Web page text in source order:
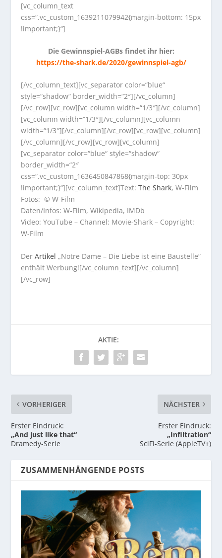
[vc_column_text
css=“.vc_custom_1639211079942{margin-bottom: 15px
!important;}“]
Die Gewinnspiel-AGBs findet ihr hier:
https://the-shark.de/2020/gewinnspiel-agb/
[/vc_column_text][vc_separator color=“blue“
style=“shadow“ border_width=“2″][/vc_column]
[/vc_row][vc_row][vc_column width=“1/3″][/vc_column]
[vc_column width=“1/3″][/vc_column][vc_column
width=“1/3″][/vc_column][/vc_row][vc_row][vc_column]
[/vc_column][/vc_row][vc_row][vc_column]
[vc_separator color=“blue“ style=“shadow“
border_width=“2″
css=“.vc_custom_1636450847868{margin-top: 30px
!important;}“][vc_column_text]Text:The Shark, W-Film
Fotos: © W-Film
Daten/Infos: W-Film, Wikipedia, IMDb
Video: YouTube – Channel: Movie-Shark – Copyright:
W-Film
DerArtikel „Notre Dame – Die Liebe ist eine Baustelle“
enthält Werbung![/vc_column_text][/vc_column]
[/vc_row]
AKTIE:
VORHERIGER
Erster Eindruck:
„And just like that“
Dramedy-Serie
NÄCHSTER
Erster Eindruck:
„Infiltration“
SciFi-Serie (AppleTV+)
ZUSAMMENHÄNGENDE POSTS